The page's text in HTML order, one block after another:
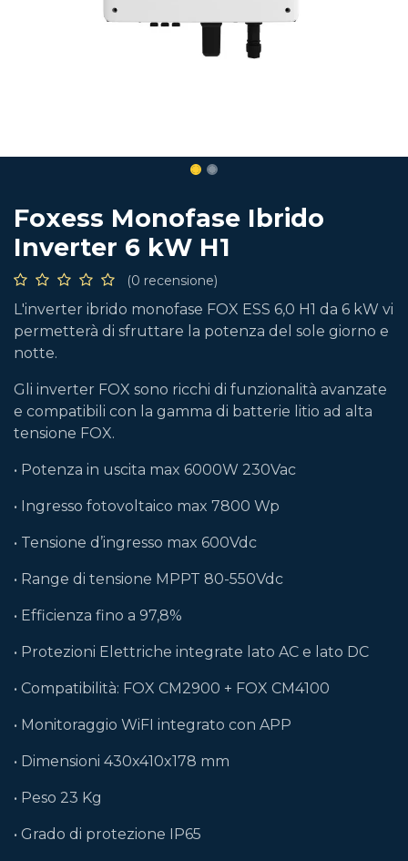
Foxess Monofase Ibrido
Inverter 6 kW H1
(0 recensione)
L'inverter ibrido monofase FOX ESS 6,0 H1 da 6 kW vi
permetterà di sfruttare la potenza del sole giorno e
notte.
Gli inverter FOX sono ricchi di funzionalità avanzate
e compatibili con la gamma di batterie litio ad alta
tensione FOX.
• Potenza in uscita max 6000W 230Vac
• Ingresso fotovoltaico max 7800 Wp
• Tensione d’ingresso max 600Vdc
• Range di tensione MPPT 80-550Vdc
• Efficienza fino a 97,8%
• Protezioni Elettriche integrate lato AC e lato DC
• Compatibilità: FOX CM2900 + FOX CM4100
• Monitoraggio WiFI integrato con APP
• Dimensioni 430x410x178 mm
• Peso 23 Kg
• Grado di protezione IP65